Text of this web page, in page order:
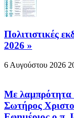
Πολιτιστικές
2026 »
6 Αυγούστου 2026
Με λαμπρότητα
Σωτήρος